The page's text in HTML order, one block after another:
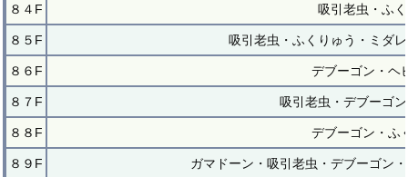
８４F 吸引老虫・ふ
８５F 吸引老虫・ふくりゅう・ミダ
８６F デブーゴン・ヘ
８７F 吸引老虫・デブーゴ
８８F デブーゴン・ふ
８９F ガマドーン・吸引老虫・デブーゴン